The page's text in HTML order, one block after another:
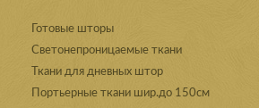
Готовые шторы
Светонепроницаемые ткани
Ткани для дневных штор
Портьерные ткани шир.до 150см